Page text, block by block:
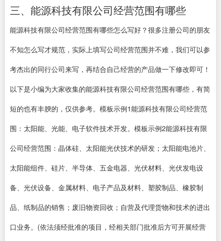
三、能源科技有限公司经营范围有哪些
能源科技有限公司经营范围有哪些怎么写好？很多注册公司的朋友
不知怎么写才规范，实际上填写公司经营范围并不难，我们可以参
考杰出的同行公司来写，再结合自己经营的产品做一下修改即可！
以下是小编为大家收集的能源科技有限公司经营范围有哪些，有简
短的也有丰腴的，仅供参考。模板示例1能源科技有限公司经营范
围：太阳能、光能、电子软件技术开发。模板示例2能源科技有限
公司经营范围：晶体硅、太阳能光伏技术的研发；太阳能电池片、
太阳能组件、硅片、半导体、五金电器、光伏材料、光伏发电设
备、光伏设备、金属材料、电子产品及材料、塑胶制品、橡胶制
品、纸制品的销售；废旧物资回收；自营及代理货物和技术的进出
口业务。(依法须经批准的项目，经相关部门批准后方可开展经营